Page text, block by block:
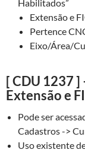
Habilitados”
Extensão e
Pertence
Eixo/Área/
[ CDU 1237
Extensão e
Pode ser
Cadastros ->
Uso existente